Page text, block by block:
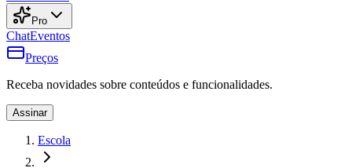
Pro
ChatEventos
Preços
Receba novidades sobre conteúdos e funcionalidades.
Assinar
Escola